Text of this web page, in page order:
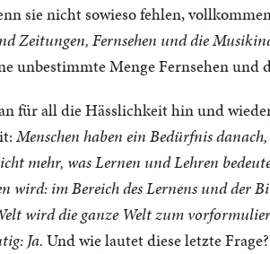
sie nicht sowieso fehlen,
Zeitungen, Fernsehen und die
unbestimmte Menge Fernsehen und
für all die Hässlichkeit hin und
Menschen haben ein Bedürfnis
mehr, was Lernen und Lehren
wird: im Bereich des Lernens und der
wird die ganze Welt zum
Ja. Und wie lautet diese letzte